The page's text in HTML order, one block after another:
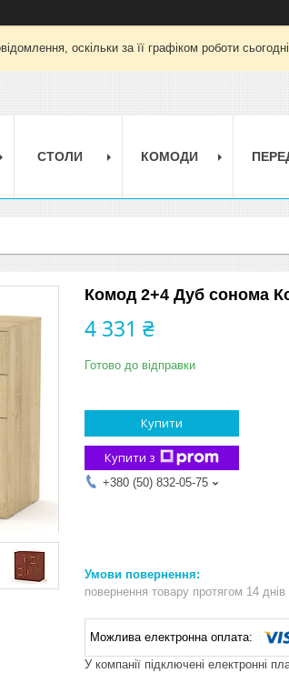
оскільки за її графіком роботи
СТОЛИ КОМОДИ
Комод 2+4 Дуб сонома
4 331 ₴
Готово до відправки
Купити
Купити з
+380 (50) 832-05-75
повернення товару протягом 14 днів
У компанії підключені електронні